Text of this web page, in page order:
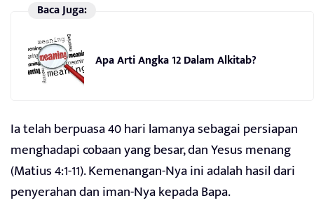
Baca Juga:
Apa Arti Angka 12 Dalam Alkitab?
Ia telah berpuasa 40 hari lamanya sebagai persiapan
menghadapi cobaan yang besar, dan Yesus menang
(Matius 4:1-11). Kemenangan-Nya ini adalah hasil dari
penyerahan dan iman-Nya kepada Bapa.